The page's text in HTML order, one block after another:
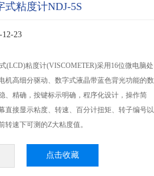
式粘度计NDJ-5S
12-23
(LCD)粘度计(VISCOMETER)采用16位微电脑处
机高细分驱动、数字式液晶带蓝色背光功能的数
、精确，按键标示明确，程序化设计，操作简
直接显示粘度、转速、百分计扭矩、转子编号以
转速下可测的Z大粘度值。
点击收藏